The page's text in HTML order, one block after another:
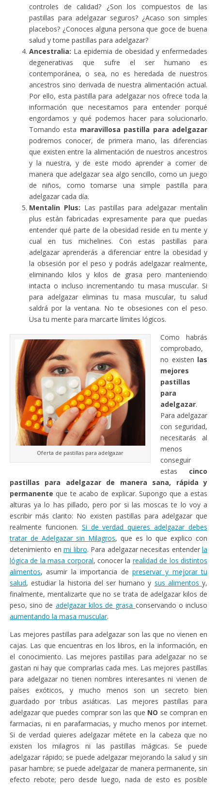
controles de calidad? ¿Son los compuestos de las
pastillas para adelgazar seguros? ¿Acaso son simples
placebos? ¿Conoces alguna persona que goce de buena
salud y tome pastillas para adelgazar?
Ancestralia: La epidemia de obesidad y enfermedades
degenerativas que sufre el ser humano es
contemporánea, o sea, no es heredada de nuestros
ancestros sino derivada de nuestra alimentación actual.
Por ello, esta pastilla para adelgazar nos ofrece toda la
información que necesitamos para entender porqué
engordamos y qué podemos hacer para solucionarlo.
Tomando esta maravillosa pastilla para adelgazar
podremos conocer, de primera mano, las diferencias
que existen entre la alimentación de nuestros ancestros
y la nuestra, y de este modo aprender a comer de
manera que adelgazar sea algo sencillo, como un juego
de niños, como tomarse una simple pastilla para
adelgazar cada día.
Mentalin Plus: Las pastillas para adelgazar mentalin
plus están fabricadas expresamente para que puedas
entender qué parte de la obesidad reside en tu mente y
cual en tus michelines. Con estas pastillas para
adelgazar aprenderás a diferenciar entre la obesidad y
la obsesión por el peso y podrás adelgazar realmente,
eliminando kilos y kilos de grasa pero manteniendo
intacta o incluso incrementando tu masa muscular. Si
para adelgazar eliminas tu masa muscular, tu salud
saldrá por la ventana. No te obsesiones con el peso.
Usa tu mente para marcarte límites lógicos.
Oferta de pastillas para adelgazar
Como habrás
comprobado,
no existen las
mejores
pastillas
para
adelgazar.
Para adelgazar
con seguridad,
necesitarás al
menos
conseguir
estas cinco
pastillas para adelgazar de manera sana, rápida y
permanente que te acabo de explicar. Supongo que a estas
alturas ya lo has pillado, pero por si las moscas te lo voy a
escribir más clarito: No existen pastillas para adelgazar que
realmente funcionen. Si de verdad quieres adelgazar debes
tratar de Adelgazar sin Milagros, que es lo que explico con
detenimiento en mi libro. Para adelgazar necesitas entender la
lógica de la masa corporal, conocer la realidad de los distintos
alimentos, asumir la importancia de preservar y mejorar tu
salud, estudiar la historia del ser humano y sus alimentosy,
finalmente, mentalizarte que no se trata de adelgazar kilos de
peso, sino de adelgazar kilos de grasa conservando o incluso
aumentando la masa muscular.
Las mejores pastillas para adelgazar son las que no vienen en
cajas. Las que encuentras en los libros, en la información, en
el conocimiento. Las mejores pastillas para adelgazar no se
gastan ni hay que comprarlas cada mes. Las mejores pastillas
para adelgazar no tienen nombres interesantes ni vienen de
países exóticos, y mucho menos son un secreto bien
guardado por tribus asiáticas. Las mejores pastillas para
adelgazar que puedes comprar son las que NO se compran en
farmacias, ni en parafarmacias, y mucho menos por internet.
Si de verdad quieres adelgazar métete en la cabeza que no
existen los milagros ni las pastillas mágicas. Se puede
adelgazar rápido; se puede adelgazar mejorando la salud y sin
pasar hambre; se puede adelgazar de manera permanente, sin
efecto rebote; pero desde luego, nada de esto es posible